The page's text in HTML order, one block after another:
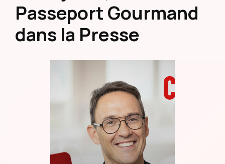
Passeport Gourmand
dans la Presse